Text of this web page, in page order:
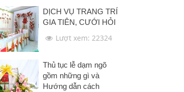
DỊCH VỤ TRANG TRÍ
GIA TIÊN, CƯỚI HỎI
Lượt xem: 22324
Thủ tục lễ dạm ngõ
gồm những gì và
Hướng dẫn cách